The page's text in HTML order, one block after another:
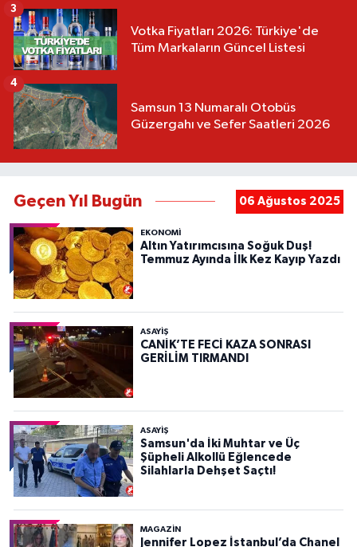
Votka Fiyatları 2026: Türkiye'de
Tüm Markaların Güncel Listesi
3
Samsun 13 Numaralı Otobüs
Güzergahı ve Sefer Saatleri 2026
4
Geçen Yıl Bugün 06 Ağustos 2025
EKONOMİ
Altın Yatırımcısına Soğuk Duş!
Temmuz Ayında İlk Kez Kayıp Yazdı
ASAYIŞ
CANİK’TE FECİ KAZA SONRASI
GERİLİM TIRMANDI
ASAYIŞ
Samsun'da İki Muhtar ve Üç
Şüpheli Alkollü Eğlencede
Silahlarla Dehşet Saçtı!
MAGAZİN
Jennifer Lopez İstanbul’da Chanel